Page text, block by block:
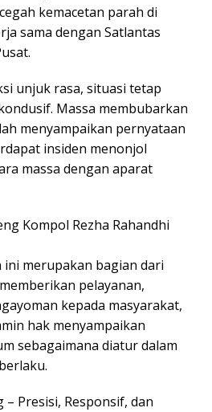
kemacetan parah di
sama dengan Satlantas
unjuk rasa, situasi tetap
Massa membubarkan
menyampaikan pernyataan
insiden menonjol
massa dengan aparat
Kompol Rezha Rahandhi
merupakan bagian dari
pelayanan,
kepada masyarakat,
hak menyampaikan
sebagaimana diatur dalam
Presisi, Responsif, dan